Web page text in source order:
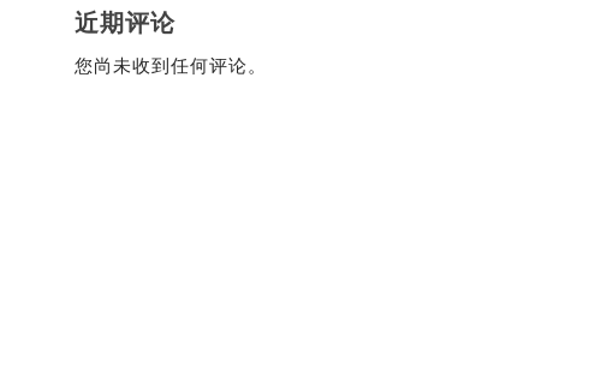
近期评论
您尚未收到任何评论。